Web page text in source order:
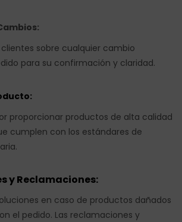
sobre cualquier cambio
para su confirmación y claridad.
proporcionar productos de alta calidad
cumplen con los estándares de
y Reclamaciones:
en caso de productos dañados
el pedido. Las reclamaciones y